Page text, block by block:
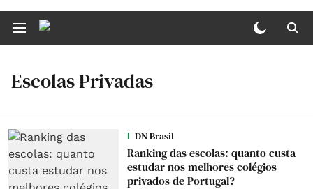
Escolas Privadas
DN Brasil
Ranking das escolas: quanto custa
estudar nos melhores colégios
privados de Portugal?